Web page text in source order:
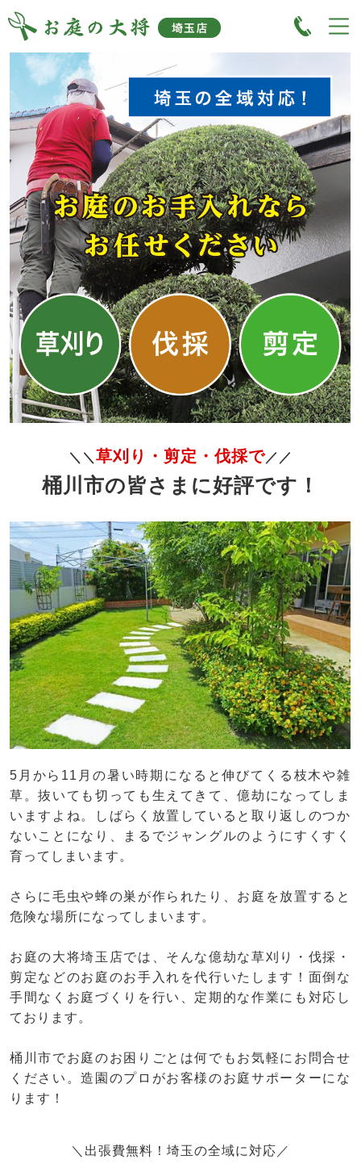
＼＼ 草刈り・剪定・伐採で／／
桶川市の皆さまに好評です！
5月から11月の暑い時期になると伸びてくる枝木や雑
草。抜いても切っても生えてきて、億劫になってしま
いますよね。しばらく放置していると取り返しのつか
ないことになり、まるでジャングルのようにすくすく
育ってしまいます。
さらに毛虫や蜂の巣が作られたり、お庭を放置すると
危険な場所になってしまいます。
お庭の大将埼玉店では、そんな億劫な草刈り・伐採・
剪定などのお庭のお手入れを代行いたします！面倒な
手間なくお庭づくりを行い、定期的な作業にも対応し
ております。
桶川市でお庭のお困りごとは何でもお気軽にお問合せ
ください。造園のプロがお客様のお庭サポーターにな
ります！
＼出張費無料！埼玉の全域に対応／